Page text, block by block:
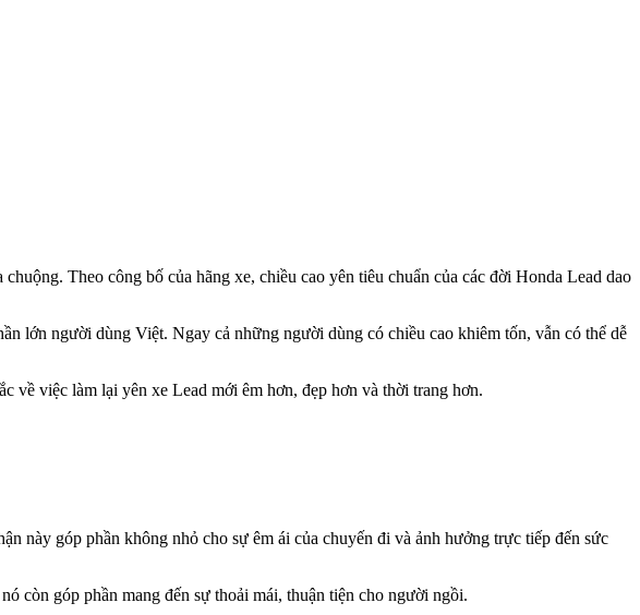
Theo công bố của hãng xe, chiều cao yên tiêu chuẩn của các đời Honda Lead dao
lớn người dùng Việt. Ngay cả những người dùng có chiều cao khiêm tốn, vẫn có thể dễ
về việc làm lại yên xe Lead mới êm hơn, đẹp hơn và thời trang hơn.
này góp phần không nhỏ cho sự êm ái của chuyến đi và ảnh hưởng trực tiếp đến sức
còn góp phần mang đến sự thoải mái, thuận tiện cho người ngồi.